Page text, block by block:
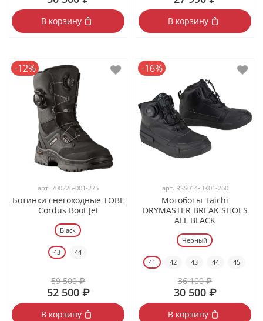
В корзину В корзину
-12%
арт. 700226-001-275
Ботинки снегоходные TOBE
Cordus Boot Jet
Black
43 44
59 500 ₽
52 500 ₽
В корзину
-16%
арт. RSS014-BK01-260
Мотоботы Taichi
DRYMASTER BREAK SHOES
ALL BLACK
Черный
41 42 43 44 45
36 100 ₽
30 500 ₽
В корзину